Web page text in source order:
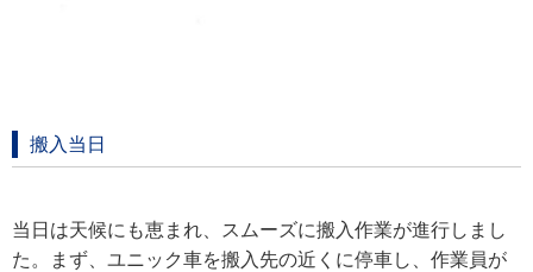
搬入当日
当日は天候にも恵まれ、スムーズに搬入作業が進行しまし
た。まず、ユニック車を搬入先の近くに停車し、作業員が